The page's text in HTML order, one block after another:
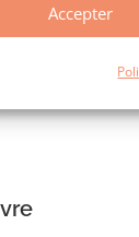
Accepter